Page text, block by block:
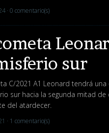
· 0 comentario(s)
sur
C/2021 A1 Leonard tendrá
sur hacia la segunda mitad
del atardecer.
· 1 comentario(s)